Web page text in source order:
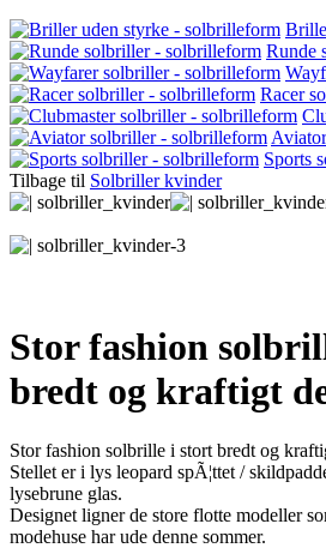
Runde
Racer
Sports
Tilbage til Solbriller kvinder
Stor fashion
bredt og kraftigt
Stor fashion solbrille i stort bredt og
Stellet er i lys leopard spÃ¦ttet /
lysebrune glas.
Designet ligner de store flotte modeller
modehuse har ude denne sommer.